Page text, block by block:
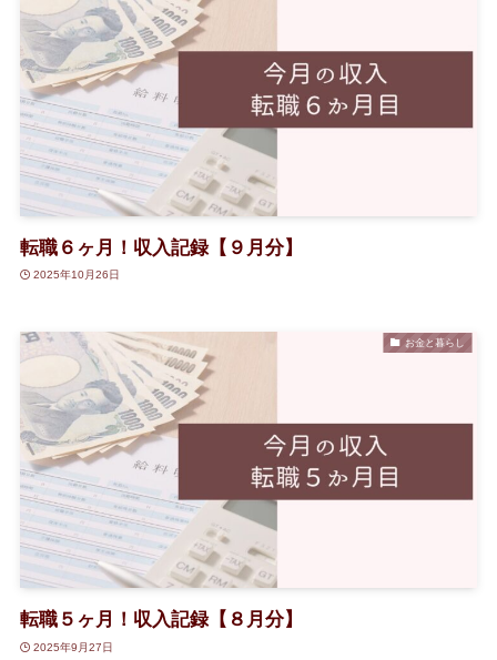
転職６ヶ月！収入記録【９月分】
2025年10月26日
お金と暮らし
転職５ヶ月！収入記録【８月分】
2025年9月27日